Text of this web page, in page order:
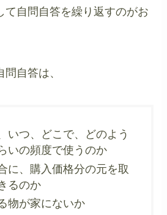
て自問自答を繰り返すのがお
自答は、
いつ、どこで、どのよう
いの頻度で使うのか
に、購入価格分の元を取
るのか
物が家にないか